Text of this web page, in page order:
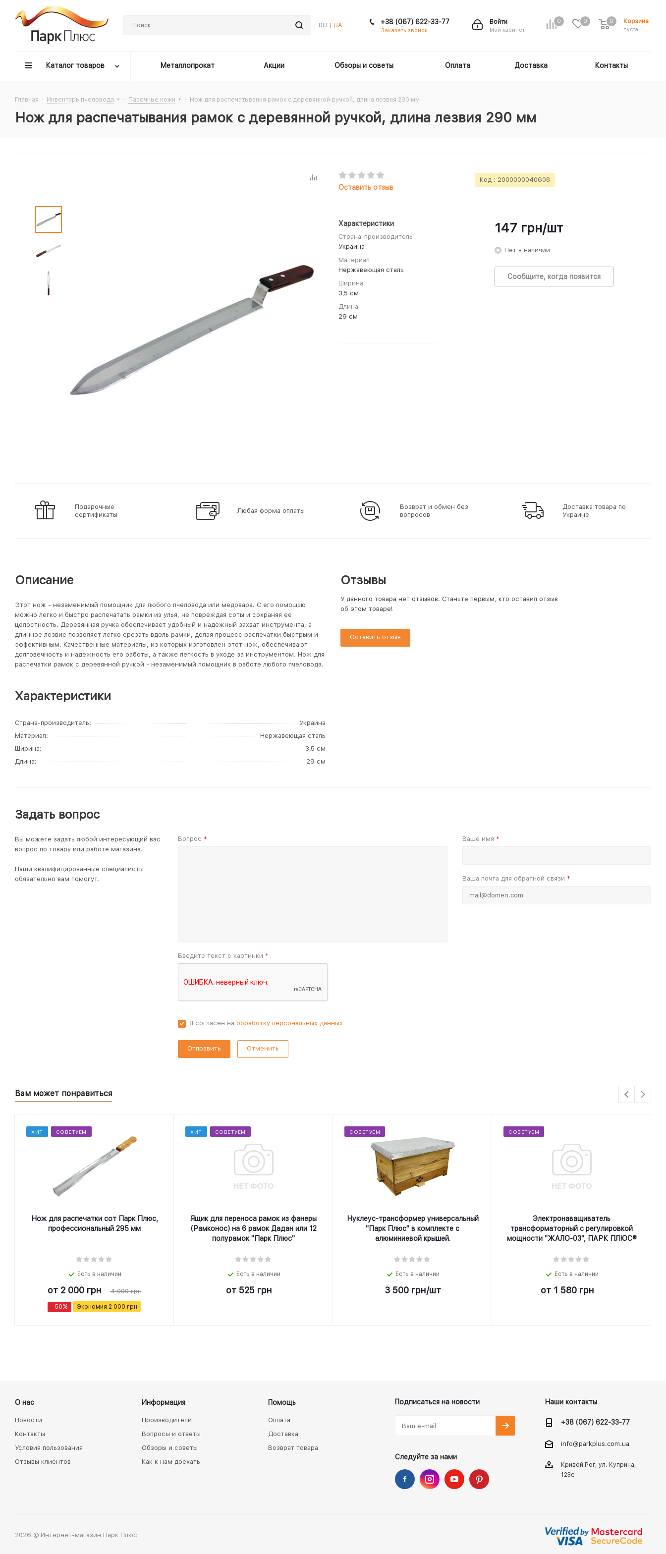
RU | UA
0 0 Корзина
пуста
0
Войти
Мой кабинет
+38 (067) 622-33-77
Заказать звонок
Каталог товаров Металлопрокат Акции Обзоры и советы Оплата Доставка Контакты
Главная - Инвентарь пчеловода - Пасечные ножи - Нож для распечатывания рамок с деревянной ручкой, длина лезвия 290 мм
Нож для распечатывания рамок с деревянной ручкой, длина лезвия 290 мм
Оставить отзыв
Код : 2000000040608
Характеристики
Страна-производитель
Украина
Материал
Нержавеющая сталь
Ширина
3,5 см
Длина
29 см
147 грн/шт
Нет в наличии
Сообщите, когда появится
Подарочные
сертификаты
Любая форма оплаты
Возврат и обмен без
вопросов
Доставка товара по
Украине
Описание
Этот нож - незаменимый помощник для любого пчеловода или медовара. С его помощью
можно легко и быстро распечатать рамки из улья, не повреждая соты и сохраняя ее
целостность. Деревянная ручка обеспечивает удобный и надежный захват инструмента, а
длинное лезвие позволяет легко срезать вдоль рамки, делая процесс распечатки быстрым и
эффективным. Качественные материалы, из которых изготовлен этот нож, обеспечивают
долговечность и надежность его работы, а также легкость в уходе за инструментом. Нож для
распечатки рамок с деревянной ручкой - незаменимый помощник в работе любого пчеловода.
Характеристики
Страна-производитель
Украина
Материал
Нержавеющая сталь
Ширина
3,5 см
Длина
29 см
Отзывы
У данного товара нет отзывов. Станьте первым, кто оставил отзыв
об этом товаре!
Оставить отзыв
Задать вопрос
Вы можете задать любой интересующий вас
вопрос по товару или работе магазина.
Наши квалифицированные специалисты
обязательно вам помогут.
Вопрос * Ваше имя *
Ваша почта для обратной связи *
Введите текст с картинки *
Я согласен на обработку персональных данных
Отменить
Вам может понравиться
ХИТ СОВЕТУЕМ
Нож для распечатки сот Парк Плюс,
профеcсиональный 295 мм
Есть в наличии
от 2 000 грн 4 000 грн
-50% Экономия 2 000 грн
ХИТ СОВЕТУЕМ
Ящик для переноса рамок из фанеры
(Рамконос) на 6 рамок Дадан или 12
полурамок "Парк Плюс"
Есть в наличии
от 525 грн
СОВЕТУЕМ
Нуклеус-трансформер универсальный
"Парк Плюс" в комплекте с
алюминиевой крышей.
Есть в наличии
3 500грн/шт
СОВЕТУЕМ
Электронаващиватель
трансформаторный с регулировкой
мощности "ЖАЛО-03", ПАРК ПЛЮС®
Есть в наличии
от 1 580 грн
О нас
Новости
Контакты
Условия пользования
Отзывы клиентов
Информация
Производители
Вопросы и ответы
Обзоры и советы
Как к нам доехать
Помощь
Оплата
Доставка
Возврат товара
Подписаться на новости
Следуйте за нами
Наши контакты
+38 (067) 622-33-77
info@parkplus.com.ua
Кривой Рог, ул. Куприна,
123е
2026 © Интернет-магазин Парк Плюс